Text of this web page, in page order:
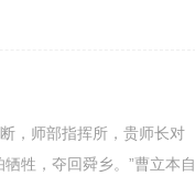
，师部指挥所，贵师长对
牲，夺回舜乡。”曹立本自